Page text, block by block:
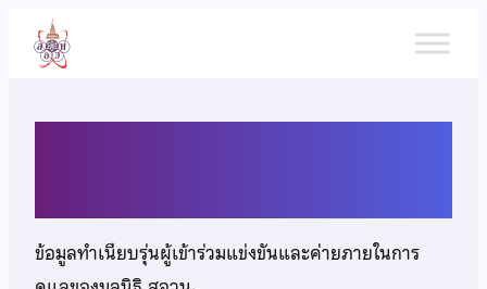
เนื้อหา
ข้อมูลทำเนียบรุ่นผู้เข้าร่วมแข่งขันและค่ายภายในการ